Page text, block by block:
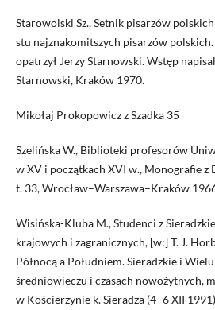
Starowolski Sz., Setnik pisarzów
stu najznakomitszych pisarzów polskich.
opatrzył Jerzy Starnowski. Wstęp
Starnowski, Kraków 1970.
Mikołaj Prokopowicz z Szadka 35
Szelińska W., Biblioteki profesorów
w XV i początkach XVI w., Monografie z
t. 33, Wrocław–Warszawa–Kraków
Wisińska-Kluba M., Studenci z
krajowych i zagranicznych, [w:] T. J.
Północą a Południem. Sieradzkie i
średniowieczu i czasach nowożytnych,
w Kościerzynie k. Sieradza (4–6 XII